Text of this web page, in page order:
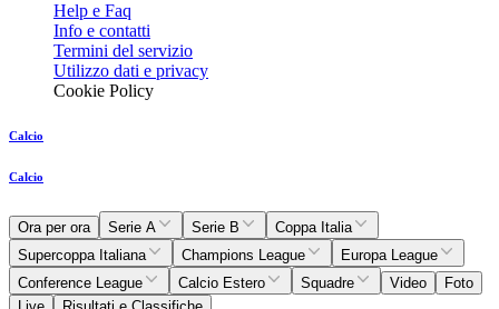
Help e Faq
Info e contatti
Termini del servizio
Utilizzo dati e privacy
Cookie Policy
Calcio
Calcio
Ora per ora Serie A Serie B
Coppa Italia
Supercoppa Italiana
Champions League
Europa League
Conference League
Calcio Estero Squadre Video
Foto